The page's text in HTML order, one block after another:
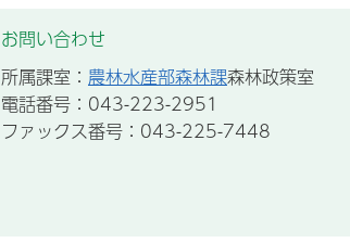
お問い合わせ
所属課室： 農林水産部森林課森林政策室
電話番号：043-223-2951
ファックス番号：043-225-7448